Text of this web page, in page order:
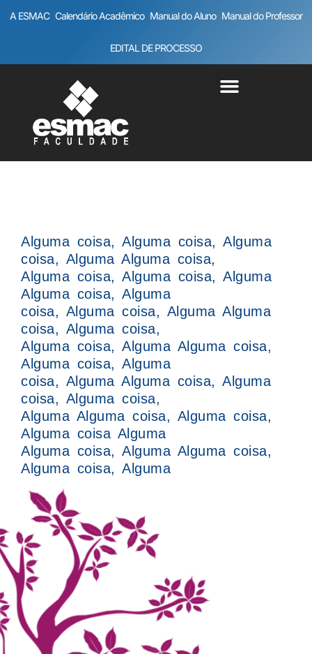
A ESMAC Calendário Acadêmico Manual do Aluno Manual do Professor
EDITAL DE PROCESSO
Alguma coisa, Alguma coisa, Alguma
coisa, Alguma Alguma coisa,
Alguma coisa, Alguma coisa, Alguma
Alguma coisa, Alguma
coisa, Alguma coisa, Alguma Alguma
coisa, Alguma coisa,
Alguma coisa, Alguma Alguma coisa,
Alguma coisa, Alguma
coisa, Alguma Alguma coisa, Alguma
coisa, Alguma coisa,
Alguma Alguma coisa, Alguma coisa,
Alguma coisa Alguma
Alguma coisa, Alguma Alguma coisa,
Alguma coisa, Alguma